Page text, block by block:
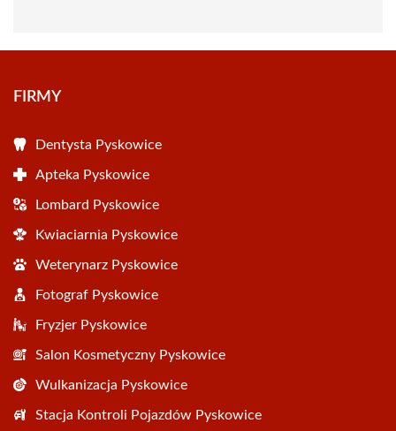
FIRMY
Dentysta Pyskowice
Apteka Pyskowice
Lombard Pyskowice
Kwiaciarnia Pyskowice
Weterynarz Pyskowice
Fotograf Pyskowice
Fryzjer Pyskowice
Salon Kosmetyczny Pyskowice
Wulkanizacja Pyskowice
Stacja Kontroli Pojazdów Pyskowice